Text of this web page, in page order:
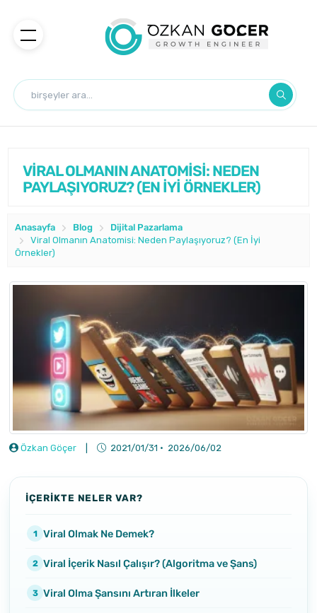
VİRAL OLMANIN ANATOMİSİ: NEDEN
PAYLAŞIYORUZ? (EN İYİ ÖRNEKLER)
Anasayfa Blog
Dijital Pazarlama
Viral Olmanın Anatomisi: Neden Paylaşıyoruz? (En İyi
Örnekler)
Özkan Göçer 2021/01/31 · 2026/06/02
İÇERİKTE NELER VAR?
Viral Olmak Ne Demek?
Viral İçerik Nasıl Çalışır? (Algoritma ve Şans)
Viral Olma Şansını Artıran İlkeler